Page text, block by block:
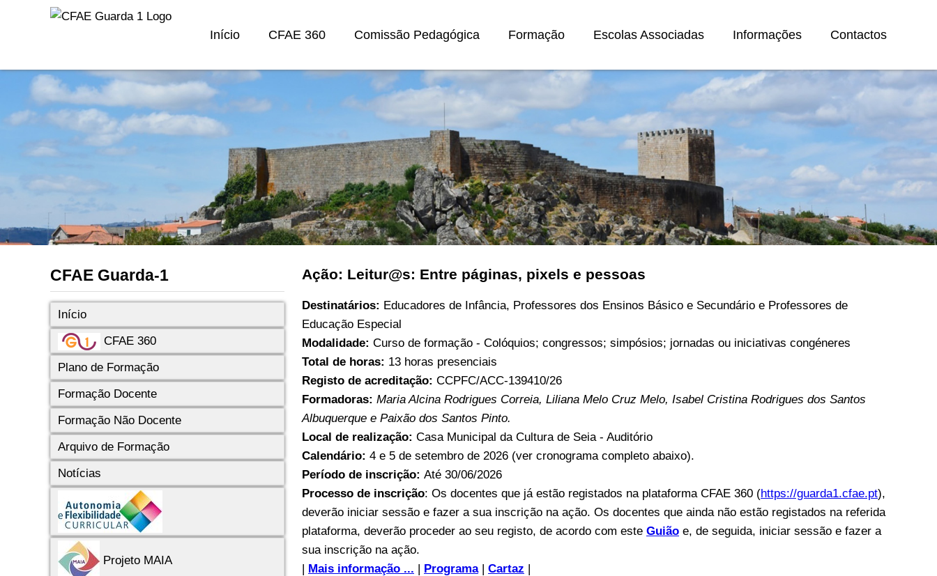
Início CFAE 360 Comissão Pedagógica Formação Escolas Associadas Informações Contactos
CFAE Guarda-1
Início
CFAE 360
Plano de Formação
Formação Docente
Formação Não Docente
Arquivo de Formação
Notícias
Projeto MAIA
Ação: Leitur@s: Entre páginas, pixels e pessoas
Destinatários: Educadores de Infância, Professores dos Ensinos Básico e Secundário e Professores de
Educação Especial
Modalidade: Curso de formação - Colóquios; congressos; simpósios; jornadas ou iniciativas congéneres
Total de horas: 13 horas presenciais
Registo de acreditação: CCPFC/ACC-139410/26
Formadoras: Maria Alcina Rodrigues Correia, Liliana Melo Cruz Melo, Isabel Cristina Rodrigues dos Santos
Albuquerque e Paixão dos Santos Pinto.
Local de realização: Casa Municipal da Cultura de Seia - Auditório
Calendário: 4 e 5 de setembro de 2026 (ver cronograma completo abaixo).
Período de inscrição: Até 30/06/2026
Processo de inscrição: Os docentes que já estão registados na plataforma CFAE 360 (https://guarda1.cfae.pt),
deverão iniciar sessão e fazer a sua inscrição na ação. Os docentes que ainda não estão registados na referida
plataforma, deverão proceder ao seu registo, de acordo com este Guião e, de seguida, iniciar sessão e fazer a
sua inscrição na ação.
| Mais informação ... | Programa| Cartaz |